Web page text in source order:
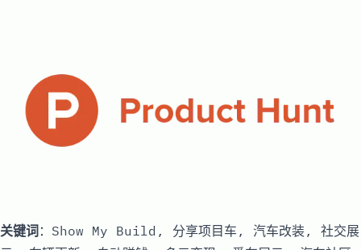
关键词 ：Show My Build, 分享项目车, 汽车改装, 社交展